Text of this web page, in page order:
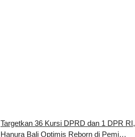
Targetkan 36 Kursi DPRD dan 1 DPR RI,
Hanura Bali Optimis Reborn di Pemi…